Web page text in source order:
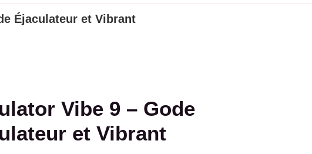
Éjaculateur et Vibrant
Vibe 9 – Gode
et Vibrant